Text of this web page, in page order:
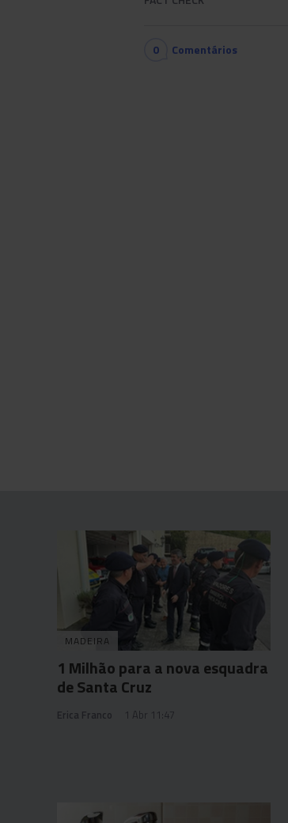
0 Comentários
MADEIRA
1 Milhão para a nova esquadra
de Santa Cruz
Erica Franco 1 Abr 11:47